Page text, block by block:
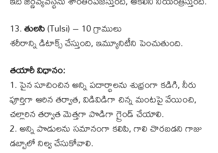
13.తులసి(Tulsi) – 10 గ్రాములు
శరీరాన్ని డిటాక్స్ చేస్తుంది, ఇమ్యూనిటీని పెంచుతుంది.
తయారీ విధానం:
1. పైన సూచించిన అన్ని పదార్థాలను శుభ్రంగా కడిగి, నీరు
పూర్తిగా ఆరిన తర్వాత, విడివిడిగా చిన్న మంటపై వేయించి,
చల్లారిన తర్వాత మెత్తగా పొడిగా గ్రైండ్ చేయాలి.
2. అన్ని పొడులను సమానంగా కలిపి, గాలి చొరబడని గాజు
డబ్బాలో నిల్వ చేసుకోవాలి.